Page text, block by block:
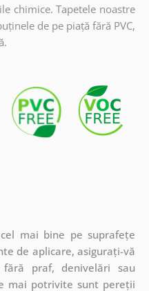
chimice. Tapetele noastre
de pe piață fără PVC,
mai bine pe suprafețe
de aplicare, asigurați-vă
praf, denivelări sau
mai potrivite sunt pereții